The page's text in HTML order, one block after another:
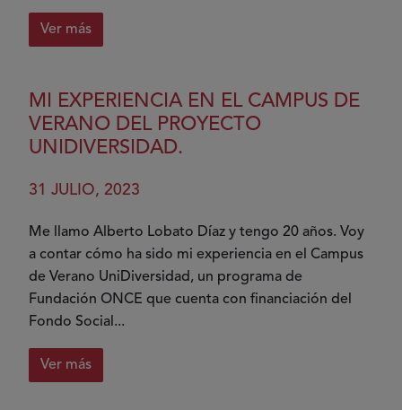
Ver más
sobre
UniDiversidad
en
acción
MI EXPERIENCIA EN EL CAMPUS DE
VERANO DEL PROYECTO
UNIDIVERSIDAD.
31 JULIO, 2023
Me llamo Alberto Lobato Díaz y tengo 20 años. Voy
a contar cómo ha sido mi experiencia en el Campus
de Verano UniDiversidad, un programa de
Fundación ONCE que cuenta con financiación del
Fondo Social...
Ver más
sobre